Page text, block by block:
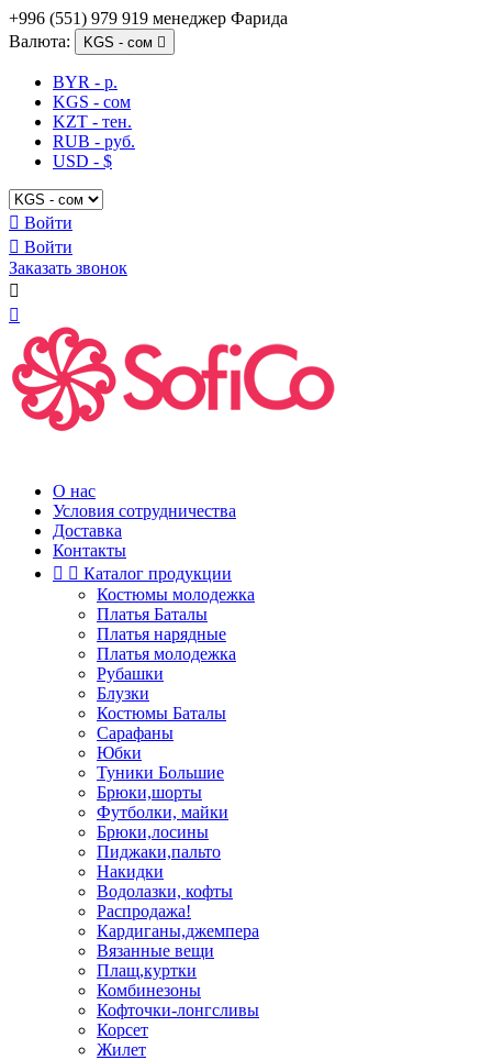
+996 (551) 979 919 менеджер Фарида
Валюта:
KGS - сом 
BYR - р.
KGS - сом
KZT - тен.
RUB - руб.
USD - $
 Войти
 Войти
Заказать звонок


О нас
Условия сотрудничества
Доставка
Контакты
  Каталог продукции
Костюмы молодежка
Платья Баталы
Платья нарядные
Платья молодежка
Рубашки
Блузки
Костюмы Баталы
Сарафаны
Юбки
Туники Большие
Брюки,шорты
Футболки, майки
Брюки,лосины
Пиджаки,пальто
Накидки
Водолазки, кофты
Распродажа!
Кардиганы,джемпера
Вязанные вещи
Плащ,куртки
Комбинезоны
Кофточки-лонгсливы
Корсет
Жилет